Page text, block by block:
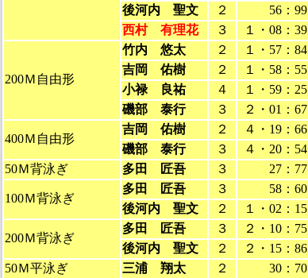
後河内 聖文 ２ 56：99
西村 有理花
３ １・08：39
200Ｍ自由形
竹内 悠太 ２ １・57：84
吉岡 佑樹
２
１・58：55
小禄 良祐
４
１・59：25
磯部 泰行
３ ２・01：67
400Ｍ自由形
吉岡 佑樹 ２
４・19：66
磯部 泰行
３ ４・20：54
50Ｍ背泳ぎ
多田 匠吾 ３ 27：77
100Ｍ背泳ぎ
多田 匠吾 ３ 58：60
後河内 聖文
２ １・02：15
200Ｍ背泳ぎ
多田 匠吾 ３
２・10：75
後河内 聖文
２
２・15：86
50Ｍ平泳ぎ
三浦 翔太 ２ 30：70